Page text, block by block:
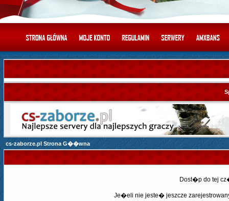
cs-zaborze.pl Strona G��wna
Dost�p do tej
Je�eli nie jeste� jeszcze